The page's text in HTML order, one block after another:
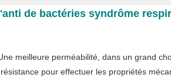
de bactéries syndrôme
meilleure perméabilité, dans un grand
pour effectuer les propriétés